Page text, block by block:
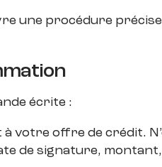
une procédure
écrite :
votre offre de crédit.
de signature,